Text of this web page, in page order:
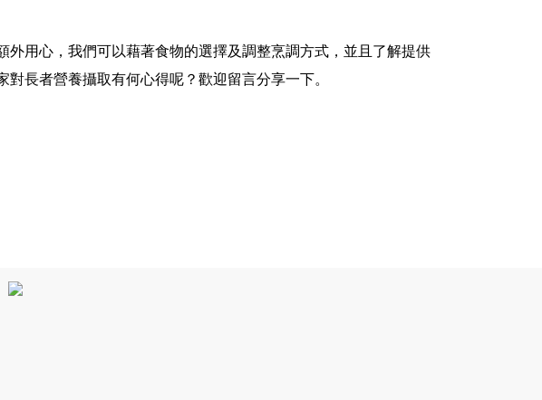
用心，我們可以藉著食物的選擇及調整烹調方式，並且了解提供
長者營養攝取有何心得呢？歡迎留言分享一下。